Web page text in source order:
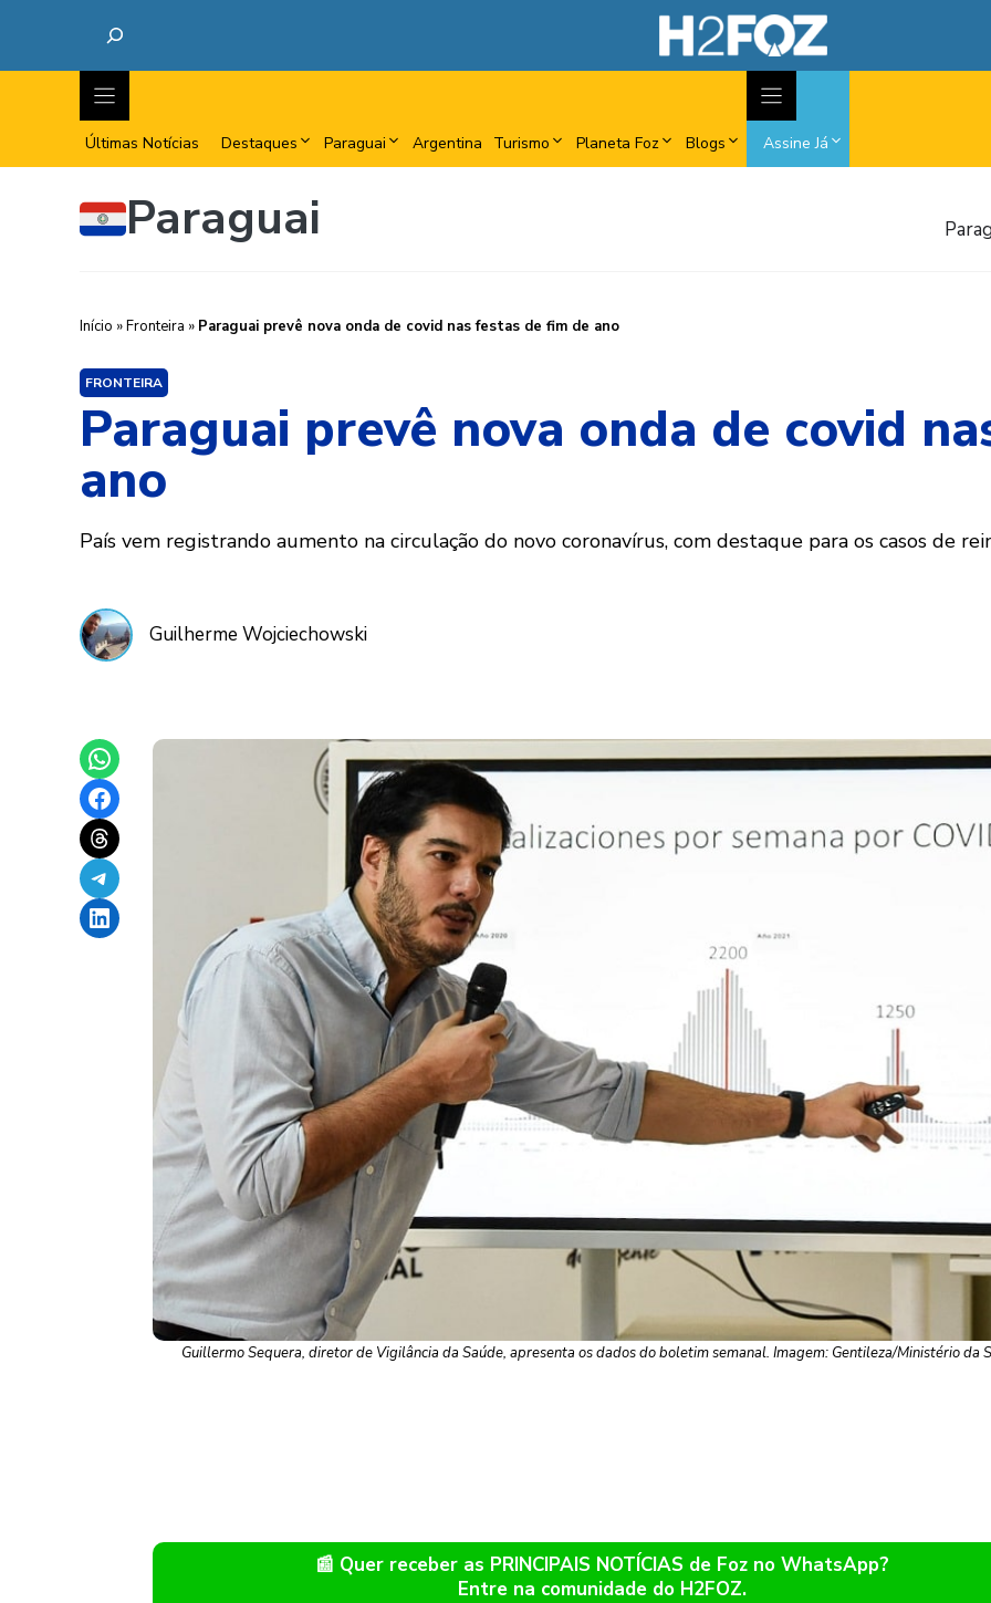
Últimas Notícias Destaques Paraguai Argentina Turismo Planeta Foz Blogs Assine Já
Paraguai
Início »Fronteira » Paraguai prevê nova onda de covid nas festas de fim de ano
FRONTEIRA
Paraguai prevê nova onda de covid
ano
País vem registrando aumento na circulação do novo coronavírus, com destaque para os casos de
Guilherme Wojciechowski
Share on WhatsApp
Share on Facebook
Share on Threads
Share on Telegram
Share on LinkedIn
Guillermo Sequera, diretor de Vigilância da Saúde, apresenta os dados do boletim semanal. Imagem: Gentileza/Ministério da
📰 Quer receber as PRINCIPAIS NOTÍCIAS de Foz no WhatsApp?
Entre na comunidade do H2FOZ.